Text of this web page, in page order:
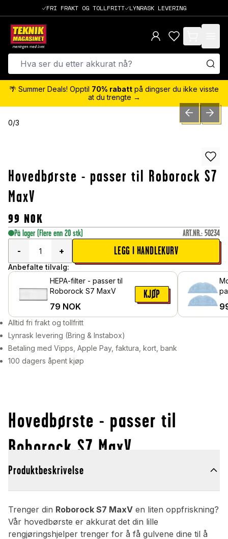
FRI FRAKT OG TOLLFRITT LYNRASK LEVERING
items in cart,
🌴 Summer Deals! Opptil 70% rabatt på dingser du ikke visste
at du trengte →
0/3 PREVIOUSNEXT
Hovedbørste - passer til Roborock S7
MaxV
99 NOK
På lager (Flere enn 20 stk) ART.NR.: 50234
-
+ LEGG I HANDLEKURV
Anbefalte tilvalg:
HEPA-filter - passer til
Roborock S7 MaxV
79 NOK
KJØP
Alltid fri frakt og tollfritt
Lynrask levering (Bring & Instabox)
Betaling med Vipps, Apple Pay, faktura, kort, bank
100 dagers åpent kjøp
Hovedbørste - passer til
Roborock S7 MaxV
Produktbeskrivelse
Trenger din Roborock S7 MaxV en liten oppfriskning?
Vår hovedbørste er akkurat det din lille
rengjøringshjelper trenger for å få gulvene dine til å